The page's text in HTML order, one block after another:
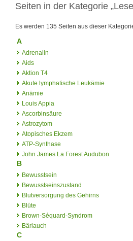
Seiten in der Kategorie
Es werden 135 Seiten aus dieser
A
Adrenalin
Aids
Aktion T4
Akute lymphatische Leukämie
Anämie
Louis Appia
Ascorbinsäure
Astrozytom
Atopisches Ekzem
ATP-Synthase
John James La Forest Audubon
B
Bewusstsein
Bewusstseinszustand
Blutversorgung des Gehirns
Blüte
Brown-Séquard-Syndrom
Bärlauch
C